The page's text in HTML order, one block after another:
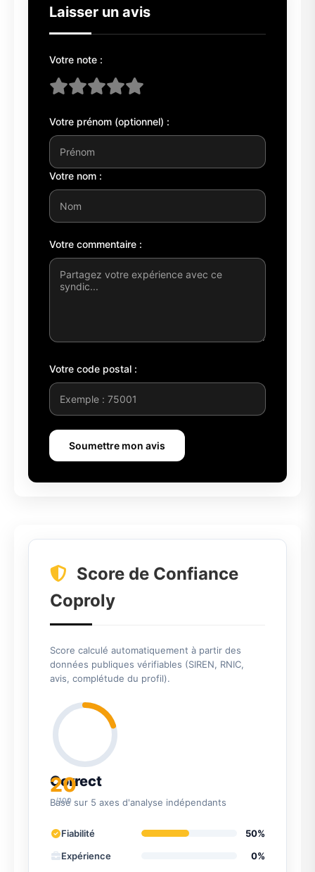
Laisser un avis
Votre note :
Votre prénom (optionnel) :
Votre nom :
Votre commentaire :
Votre code postal :
Soumettre mon avis
Score de Confiance
Coproly
Score calculé automatiquement à partir des
données publiques vérifiables (SIREN, RNIC,
avis, complétude du profil).
20
/100
Correct
Basé sur 5 axes d'analyse indépendants
Fiabilité
50%
Expérience
0%